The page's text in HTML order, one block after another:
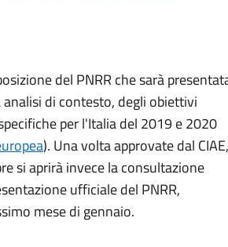
del PNRR che sarà
di contesto, degli obiettivi
per l'Italia del 2019 e 2020
). Una volta approvate dal CIAE,
si aprirà invece la consultazione
ufficiale del PNRR,
mese di gennaio.